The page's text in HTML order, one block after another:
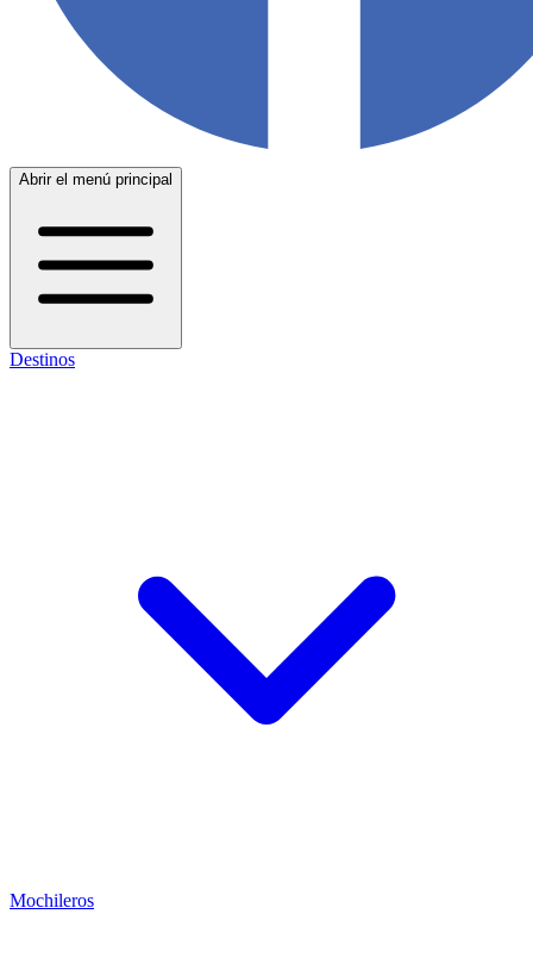
Abrir el menú principal
Destinos
Mochileros